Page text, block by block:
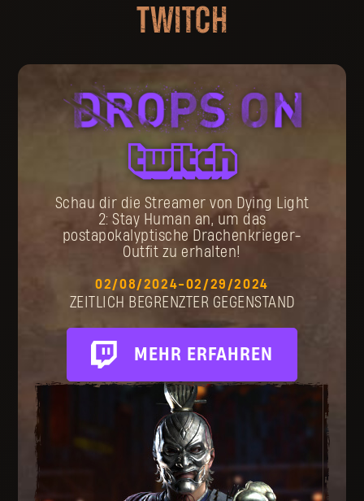
TWITCH
Schau dir die Streamer von Dying Light
2: Stay Human an, um das
postapokalyptische Drachenkrieger-
Outfit zu erhalten!
02/08/2024-02/29/2024
ZEITLICH BEGRENZTER GEGENSTAND
MEHR ERFAHREN